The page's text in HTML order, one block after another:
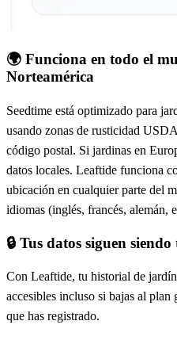
🌍 Funciona en todo el
Norteamérica
Seedtime está optimizado para
usando zonas de rusticidad
código postal. Si jardinas en
datos locales. Leaftide funciona
ubicación en cualquier parte del
idiomas (inglés, francés, alemán,
🔒 Tus datos siguen siendo
Con Leaftide, tu historial de
accesibles incluso si bajas al
que has registrado.